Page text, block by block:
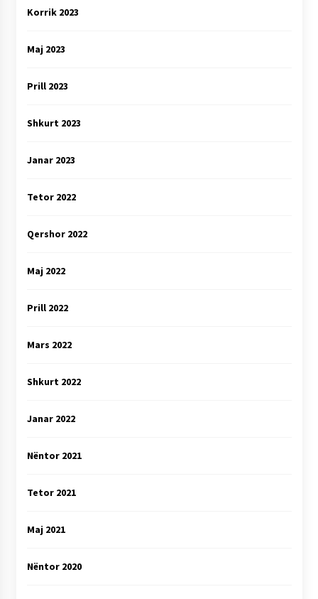
Korrik 2023
Maj 2023
Prill 2023
Shkurt 2023
Janar 2023
Tetor 2022
Qershor 2022
Maj 2022
Prill 2022
Mars 2022
Shkurt 2022
Janar 2022
Nëntor 2021
Tetor 2021
Maj 2021
Nëntor 2020